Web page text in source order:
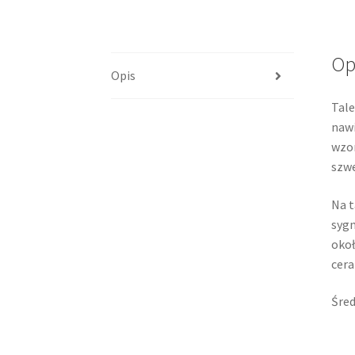
Opis
Na